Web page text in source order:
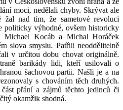
moci, nedělali chyby. Skrývat ale
nad tím, že sametové revoluci
politicky výhodné, ovšem historicky
Michael Kocáb a Michal Horáček
slova smyslu. Patřili neoddělitelně
v určitou dobu chovat originálně.
barikády lidi, kteří usilovali o
šachovou partii. Našli je a na
s chováním těch druhých.
přání a zájmů těchto jedinců či
okamžik shodná.